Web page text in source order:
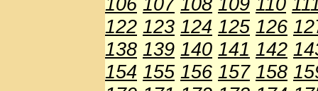
122 123 124 125 126
138 139 140 141 142
154 155 156 157 158